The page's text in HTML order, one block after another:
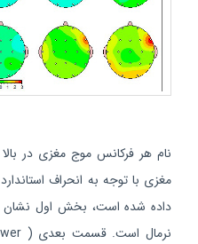
نام هر فرکانس موج مغزی در
مغزی با توجه به انحراف
داده شده است، بخش اول